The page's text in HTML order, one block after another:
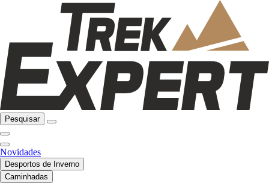
Pesquisar
Novidades
Desportos de Inverno
Caminhadas